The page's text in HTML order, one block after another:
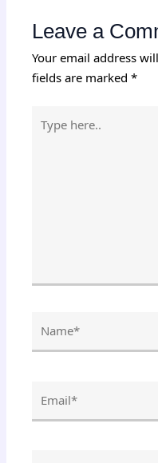
Leave a
Your email address
fields are marked*
here..